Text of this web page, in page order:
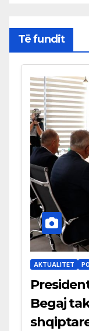
Të fundit
AKTUALITET
Begaj